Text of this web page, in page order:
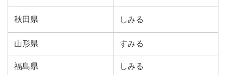
秋田県 しみる
山形県 すみる
福島県 しみる